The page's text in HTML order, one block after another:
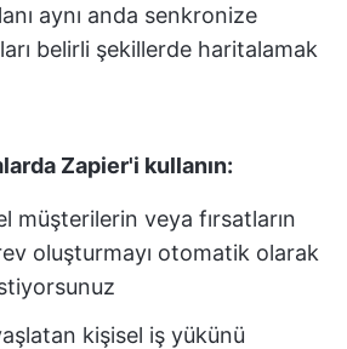
aynı anda senkronize
belirli şekillerde haritalamak
Zapier'i kullanın:
müşterilerin veya fırsatların
oluşturmayı otomatik olarak
kişisel iş yükünü